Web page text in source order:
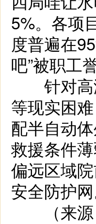
5%。各项
度普遍在
吧”被职工
针对高
等现实困
配半自动
救援条件
偏远区域
安全防护网
（来源